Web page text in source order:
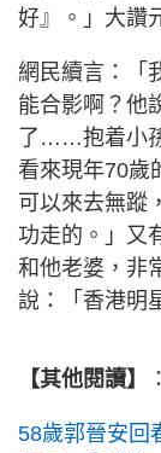
好』。」大讚
網民續言：「
能合影啊？他
了……抱着小
看來現年70歲
可以來去無蹤
功走的。」又
和他老婆，非
說：「香港明
【其他閱讀】 ：
58歲郭晉安